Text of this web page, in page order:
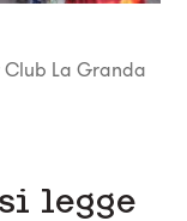
La Granda
legge